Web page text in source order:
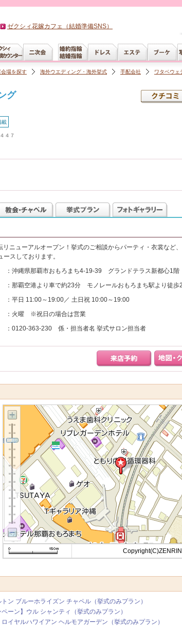
ゼクシィ花嫁カフェ（結婚準備SNS）
場を探す 海外ウエディング・海外挙式 手配会社 ワタベウェ
グ
載
４７
リニューアルオープン！挙式のご相談からパーティ・衣裳など
ースしております。
：沖縄県那覇市おもろまち4-19-39 グランドテラス新都心1階
：那覇空港より車で約23分 モノレールおもろまち駅より徒歩
：平日 11:00～19:00／ 土日祝 10:00～19:00
：火曜 ※祝日の場合は営業
：0120-363-230 係・担当者名 挙式サロン担当者
ン ブルーホライズン チャペル（挙式のみプラン）
ーン】ウル シャンティ（挙式のみプラン）
イヤルハワイアン ヘルモアガーデン（挙式のみプラン）